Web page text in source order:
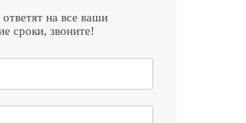
на все ваши
сроки, звоните!